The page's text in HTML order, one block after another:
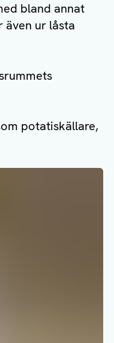
bland annat
även ur låsta
potatiskällare,